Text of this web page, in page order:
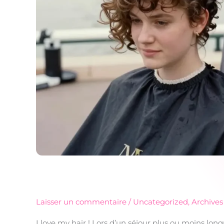
Laisser un commentaire / Uncategorized, Archives